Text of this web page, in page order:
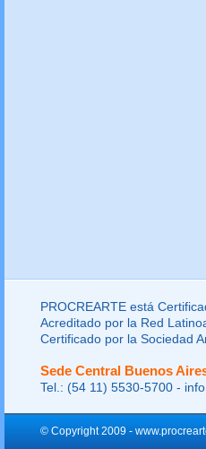
PROCREARTE está
Acreditado por la Red
Certificado por la Sociedad
Sede Central Buenos
Tel.: (54 11) 5530-5700 -
© Copyright 2009 -